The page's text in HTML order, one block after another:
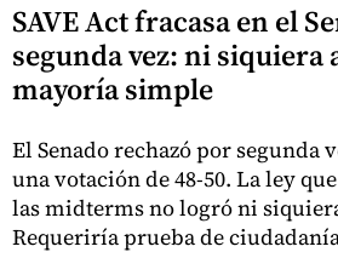
SAVE Act fracasa en el
segunda vez: ni siquiera
mayoría simple
El Senado rechazó por segunda
una votación de 48-50. La ley
las midterms no logró ni
Requeriría prueba de